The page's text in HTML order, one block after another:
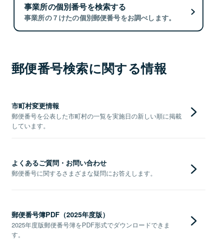
事業所の個別番号を検索する
事業所の７けたの個別郵便番号をお調べします。
郵便番号検索に関する情報
市町村変更情報
郵便番号を公表した市町村の一覧を実施日の新しい順に掲載
しています。
よくあるご質問・お問い合わせ
郵便番号に関するさまざまな疑問にお答えします。
郵便番号簿PDF（2025年度版）
2025年度版郵便番号簿をPDF形式でダウンロードできま
す。